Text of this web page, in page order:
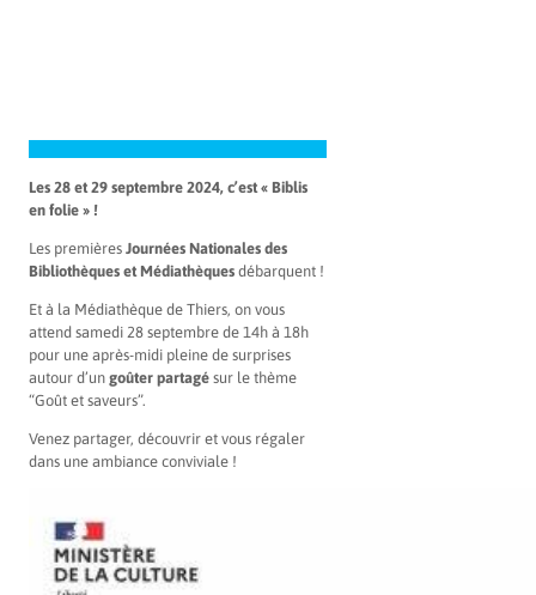
Les 28 et 29 septembre 2024, c’est « Biblis
en folie » !
Les premières Journées Nationales des
Bibliothèques et Médiathèques débarquent !
Et à la Médiathèque de Thiers, on vous
attend samedi 28 septembre de 14h à 18h
pour une après-midi pleine de surprises
autour d’un goûter partagé sur le thème
“Goût et saveurs”.
Venez partager, découvrir et vous régaler
dans une ambiance conviviale !